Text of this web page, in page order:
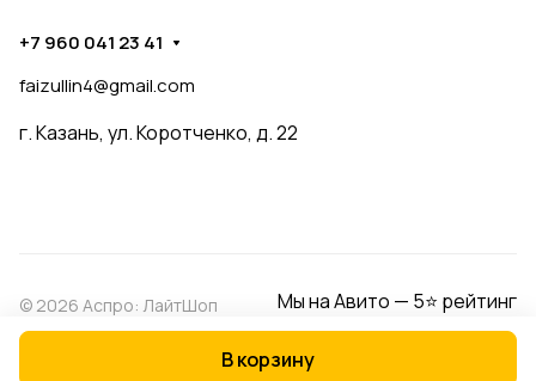
В корзину
+7 960 041 23 41
faizullin4@gmail.com
г. Казань, ул. Коротченко, д. 22
© 2026 Аспро: ЛайтШоп Мы на Авито — 5⭐ рейтинг
Оферта